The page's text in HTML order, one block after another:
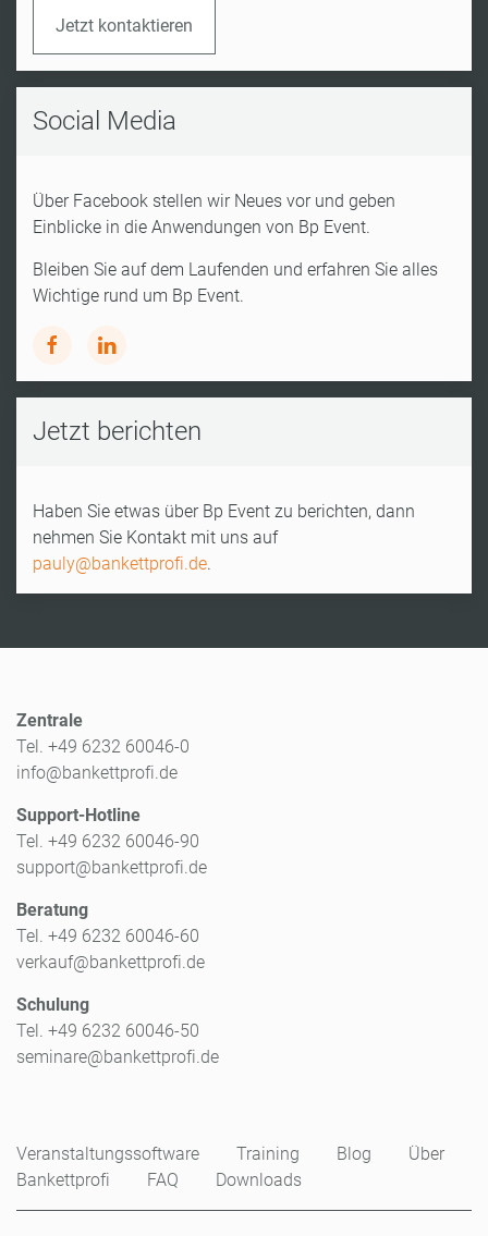
Jetzt kontaktieren
Social Media
Über Facebook stellen wir Neues vor und geben
Einblicke in die Anwendungen von Bp Event.
Bleiben Sie auf dem Laufenden und erfahren Sie alles
Wichtige rund um Bp Event.
Jetzt berichten
Haben Sie etwas über Bp Event zu berichten, dann
nehmen Sie Kontakt mit uns auf
pauly@bankettprofi.de.
Zentrale
Tel. +49 6232 60046-0
info@bankettprofi.de
Support-Hotline
Tel. +49 6232 60046-90
support@bankettprofi.de
Beratung
Tel. +49 6232 60046-60
verkauf@bankettprofi.de
Schulung
Tel. +49 6232 60046-50
seminare@bankettprofi.de
Veranstaltungssoftware Training Blog
Über
Bankettprofi
FAQ Downloads